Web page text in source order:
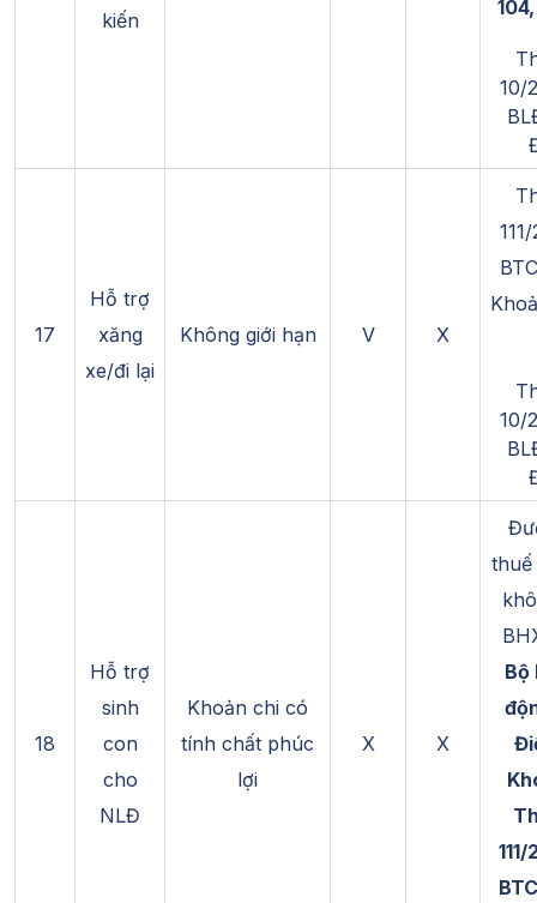
kiến
10/
17
Hỗ trợ
xăng
xe/đi lại
Không giới hạn V X
10/
18
Hỗ trợ
sinh
con
cho
NLĐ
Khoản chi có
tính chất phúc
lợi
X X
thuế
Bộ